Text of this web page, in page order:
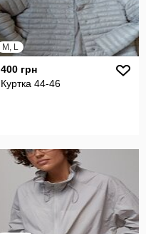
M, L
400 грн
Куртка 44-46